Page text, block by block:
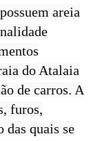
areia
do Atalaia
de carros. A
furos,
das quais se